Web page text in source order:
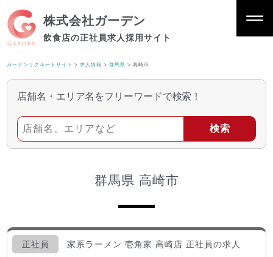
株式会社ガーデン
飲食店の正社員求人採用サイト
ガーデンリクルートサイト >求人情報 >群馬県 >高崎市
店舗名・エリア名をフリーワードで検索！
群馬県 高崎市
正社員 家系ラーメン 壱角家 高崎店 正社員の求人